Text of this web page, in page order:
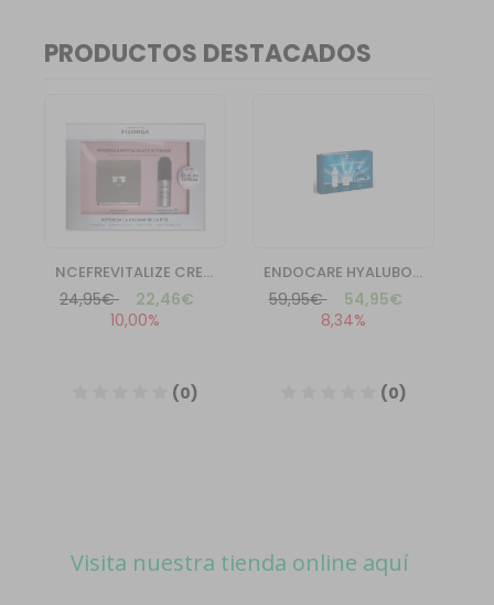
Visita nuestra tienda online aquí